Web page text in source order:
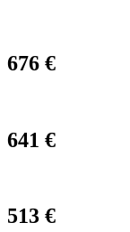
676 €
641 €
513 €